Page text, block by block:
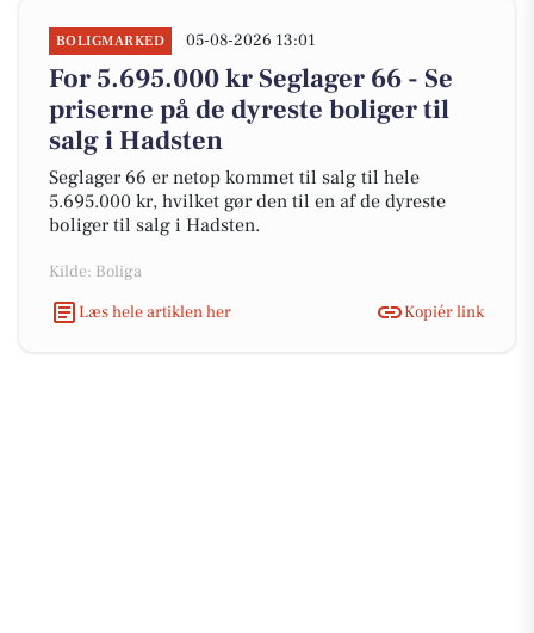
BOLIGMARKED 05-08-2026 13:01
For 5.695.000 kr Seglager 66 - Se
priserne på de dyreste boliger til
salg i Hadsten
Seglager 66 er netop kommet til salg til hele
5.695.000 kr, hvilket gør den til en af de dyreste
boliger til salg i Hadsten.
Kilde: Boliga
Læs hele artiklen her
Kopiér link